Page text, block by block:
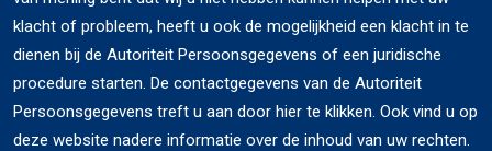
klacht of probleem, heeft u ook de mogelijkheid een klacht in te
dienen bij de Autoriteit Persoonsgegevens of een juridische
procedure starten. De contactgegevens van de Autoriteit
Persoonsgegevens treft u aan door hier te klikken. Ook vind u op
deze website nadere informatie over de inhoud van uw rechten.